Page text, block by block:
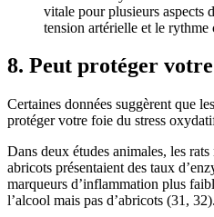
vitale pour plusieurs aspects
tension artérielle et le rythme
8. Peut protéger
Certaines données suggèrent que
protéger votre foie du stress
Dans deux études animales, les
abricots présentaient des taux
marqueurs d’inflammation plus
l’alcool mais pas d’abricots (31 , 32).